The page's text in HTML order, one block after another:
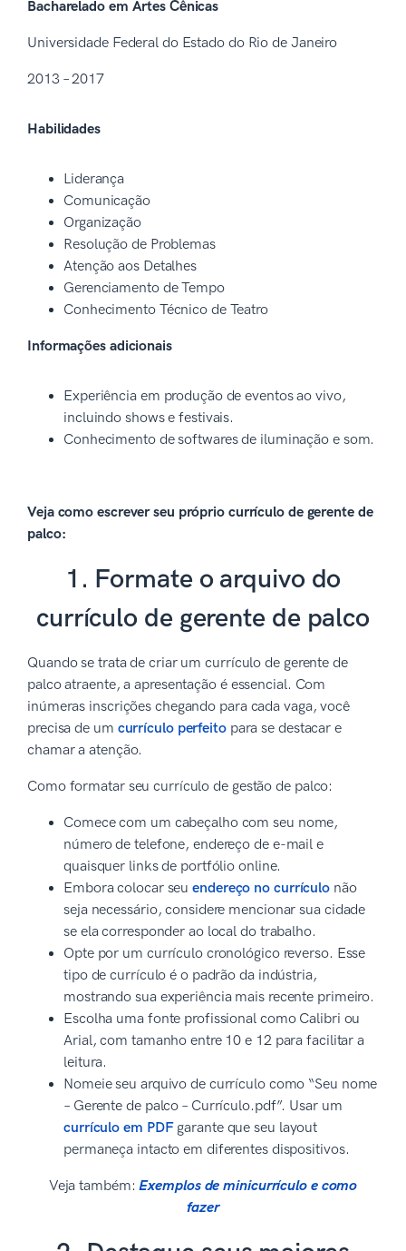
Bacharelado em Artes Cênicas
Universidade Federal do Estado do Rio de Janeiro
2013 – 2017
Habilidades
Liderança
Comunicação
Organização
Resolução de Problemas
Atenção aos Detalhes
Gerenciamento de Tempo
Conhecimento Técnico de Teatro
Informações adicionais
Experiência em produção de eventos ao vivo,
incluindo shows e festivais.
Conhecimento de softwares de iluminação e som.
Veja como escrever seu próprio currículo de gerente de
palco:
1. Formate o arquivo do
currículo de gerente de palco
Quando se trata de criar um currículo de gerente de
palco atraente, a apresentação é essencial. Com
inúmeras inscrições chegando para cada vaga, você
precisa de um currículo perfeitopara se destacar e
chamar a atenção.
Como formatar seu currículo de gestão de palco:
Comece com um cabeçalho com seu nome,
número de telefone, endereço de e-mail e
quaisquer links de portfólio online.
Embora colocar seuendereço no currículo não
seja necessário, considere mencionar sua cidade
se ela corresponder ao local do trabalho.
Opte por um currículo cronológico reverso. Esse
tipo de currículo é o padrão da indústria,
mostrando sua experiência mais recente primeiro.
Escolha uma fonte profissional como Calibri ou
Arial, com tamanho entre 10 e 12 para facilitar a
leitura.
Nomeie seu arquivo de currículo como “Seu nome
– Gerente de palco – Currículo.pdf”. Usar um
currículo em PDFgarante que seu layout
permaneça intacto em diferentes dispositivos.
Veja também:Exemplos de minicurrículo e como
fazer